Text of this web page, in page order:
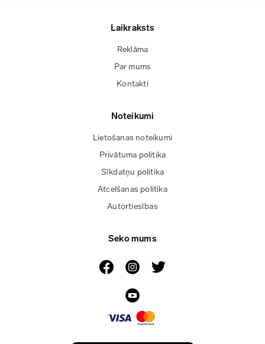
Laikraksts
Reklāma
Par mums
Kontakti
Noteikumi
Lietošanas noteikumi
Privātuma politika
Sīkdatņu politika
Atcelšanas politika
Autortiesības
Seko mums